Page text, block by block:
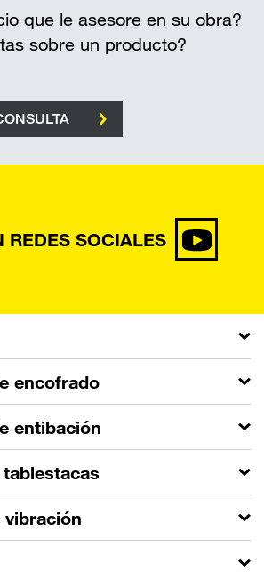
que le asesore en su obra?
sobre un producto?
REDES SOCIALES
encofrado
entibación
vibración